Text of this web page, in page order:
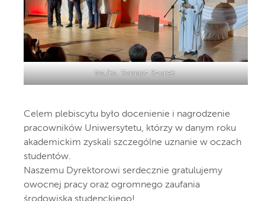
fot./ks. Tomasz Szurek
Celem plebiscytu było docenienie i nagrodzenie
pracowników Uniwersytetu, którzy w danym roku
akademickim zyskali szczególne uznanie w oczach
studentów.
Naszemu Dyrektorowi serdecznie gratulujemy
owocnej pracy oraz ogromnego zaufania